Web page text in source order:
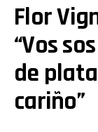
Flor
“Vos
de
cariño”